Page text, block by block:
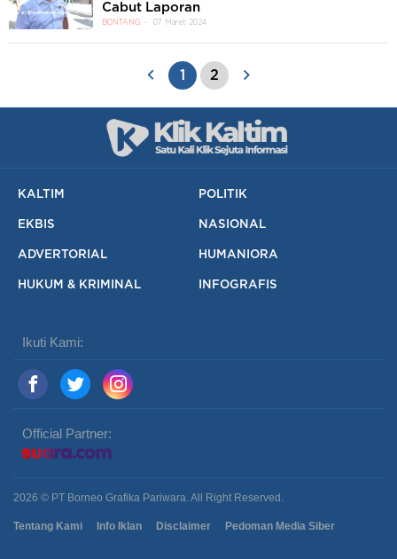
Cabut Laporan
BONTANG 07 Maret 2024
1 2
KALTIM POLITIK
EKBIS NASIONAL
ADVERTORIAL HUMANIORA
HUKUM & KRIMINAL INFOGRAFIS
Ikuti Kami:
Official Partner:
2026 © PT Borneo Grafika Pariwara. All Right Reserved.
Tentang Kami Info Iklan Disclaimer Pedoman Media Siber